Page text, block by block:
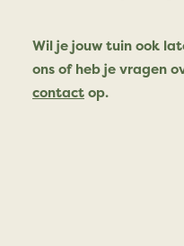
Wil je jouw tuin ook
ons of heb je vragen
contactop.